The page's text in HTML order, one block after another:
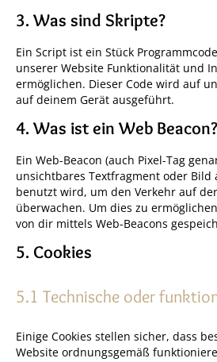
3. Was sind Skripte?
Ein Script ist ein Stück
unserer Website Funktionalität und
ermöglichen. Dieser Code wird auf
auf deinem Gerät ausgeführt.
4. Was ist ein Web Beacon?
Ein Web-Beacon (auch Pixel-Tag
unsichtbares Textfragment oder Bild
benutzt wird, um den Verkehr auf
überwachen. Um dies zu
von dir mittels Web-Beacons
5. Cookies
5.1 Technische oder
Einige Cookies stellen sicher, dass
Website ordnungsgemäß